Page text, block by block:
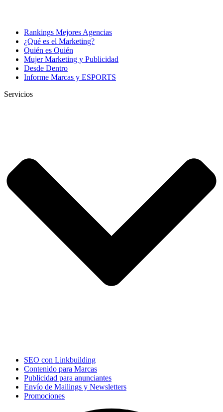
Rankings Mejores Agencias
¿Qué es el Marketing?
Quién es Quién
Mujer Marketing y Publicidad
Desde Dentro
Informe Marcas y ESPORTS
Servicios
SEO con Linkbuilding
Contenido para Marcas
Publicidad para anunciantes
Envío de Mailings y Newsletters
Promociones